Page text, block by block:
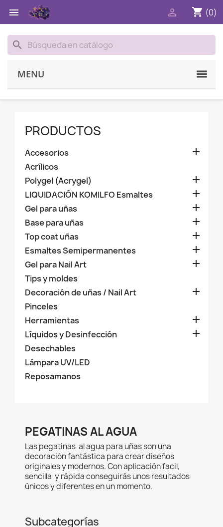
 shopping_cart (0)

search
MENU
PRODUCTOS
Accesorios 
Acrílicos
Polygel (Acrygel)

LIQUIDACIÓN KOMILFO Esmaltes 
Gel para uñas 
Base para uñas 
Top coat uñas 
Esmaltes Semipermanentes 
Gel para Nail Art 
Tips y moldes
Decoración de uñas / Nail Art

Pinceles
Herramientas

Líquidos y Desinfección 
Desechables
Lámpara UV/LED
Reposamanos
PEGATINAS AL AGUA
Las pegatinas al agua para uñas son una
decoración fantástica para crear diseños
originales y modernos. Con aplicación facil,
sencilla y rápida conseguirás unos resultados
únicos y diferentes en un momento.
Subcategorías